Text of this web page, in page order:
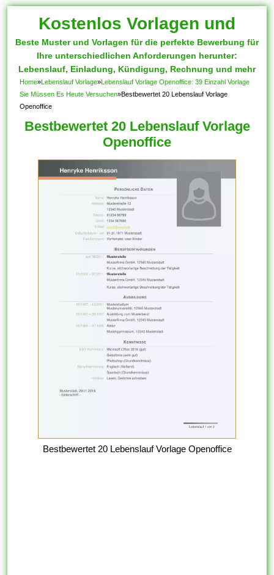
Kostenlos Vorlagen und
Muster
Beste Muster und Vorlagen für die perfekte Bewerbung für
Ihre unterschiedlichen Anforderungen herunter:
Lebenslauf, Einladung, Kündigung, Rechnung und mehr
Home»Lebenslauf Vorlage»Lebenslauf Vorlage Openoffice: 39 Einzahl Vorlage
Sie Müssen Es Heute Versuchen»Bestbewertet 20 Lebenslauf Vorlage
Openoffice
Bestbewertet 20 Lebenslauf Vorlage
Openoffice
Bestbewertet 20 Lebenslauf Vorlage Openoffice